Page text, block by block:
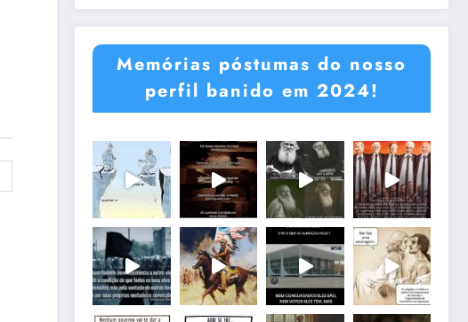
Memórias póstumas do nosso
perfil banido em 2024!